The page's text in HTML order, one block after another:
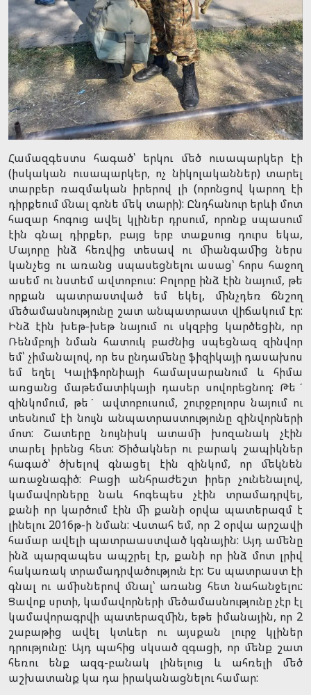
Համազգեստս հագած՝ երկու մեծ ուսապարկեր էի
(իսկական ուսապարկեր, ոչ նիկոլականներ) տարել
տարբեր ռազմական իրերով լի (որոնցով կարող էի
դիրքեում մնալ գոնե մեկ տարի): Ընդհանուր երևի մոտ
հազար հոգուց ավել կլիներ դրսում, որոնք սպասում
էին գնալ դիրքեր, բայց երբ տաքսուց դուրս եկա,
Մայորը ինձ հեռվից տեսավ ու միանգամից ներս
կանչեց ու առանց սպասեցնելու ասաց՝ հորս հաջող
ասեմ ու նստեմ ավտոբուս: Բոլորը ինձ էին նայում, թե
որքան պատրաստված եմ եկել, մինչդեռ ճնշող
մեծամասնությունը շատ անպատրաստ վիճակում էր:
Ինձ էին խեթ-խեթ նայում ու սկզբից կարծեցին, որ
Ռենմբոյի նման հատուկ բաժնից սպեցնազ զինվոր
եմ՝ չիմանալով, որ ես ընդամենը ֆիզիկայի դասախոս
եմ եղել Կալիֆորնիայի համալսարանում և հիմա
առցանց մաթեմատիկայի դասեր սովորեցնող: Թեˊ
զինկոմում, թեˊ ավտոբուսում, շուրջբոլորս նայում ու
տեսնում էի նույն անպատրաստությունը զինվորների
մոտ: Շատերը նույնիսկ ատամի խոզանակ չէին
տարել իրենց հետ: Ծիծակներ ու բարակ շապիկներ
հագած՝ ծխելով գնացել էին զինկոմ, որ մեկնեն
առաջնագիծ: Բացի անհրաժեշտ իրեր չունենալով,
կամավորները նաև հոգեպես չէին տրամադրվել,
քանի որ կարծում էին մի քանի օրվա պատերազմ է
լինելու 2016թ-ի նման: Վստահ եմ, որ 2 օրվա արշավի
համար ավելի պատրաաստված կգնային: Այդ ամենը
ինձ պարզապես ապշրել էր, քանի որ ինձ մոտ լրիվ
հակառակ տրամադրվածություն էր: Ես պատրաստ էի
գնալ ու ամիսներով մնալ՝ առանց հետ նահանջելու:
Ցավոք սրտի, կամավորների մեծամասնությունը չէր էլ
կամավորագրվի պատերազմին, եթե իմանային, որ 2
շաբաթից ավել կտևեր ու այսքան լուրջ կլիներ
դրությունը: Այդ պահից սկսած զգացի, որ մենք շատ
հեռու ենք ազգ-բանակ լինելուց և ահռելի մեծ
աշխատանք կա դա իրականացնելու համար: